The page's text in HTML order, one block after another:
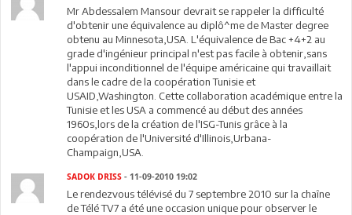
Mr Abdessalem Mansour devrait se rappeler la difficulté
d'obtenir une équivalence au diplô^me de Master degree
obtenu au Minnesota,USA. L'équivalence de Bac +4+2 au
grade d'ingénieur principal n'est pas facile à obtenir,sans
l'appui inconditionnel de l'équipe américaine qui travaillait
dans le cadre de la coopération Tunisie et
USAID,Washington. Cette collaboration académique entre la
Tunisie et les USA a commencé au début des années
1960s,lors de la création de l'ISG-Tunis grâce à la
coopération de l'Université d'Illinois,Urbana-
Champaign,USA.
SADOK DRISS - 11-09-2010 19:02
Le rendezvous télévisé du 7 septembre 2010 sur la chaîne
de Télé TV7 a été une occasion unique pour observer le